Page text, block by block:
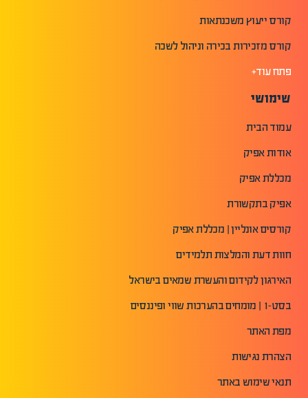
קורס ייעוץ משכנתאות
קורס מזכירות בכירה וניהול לשכה
פתח עוד+
שימושי
עמוד הבית
אודות אפיק
מכללת אפיק
אפיק בתקשורת
קורסים אונליין | מכללת אפיק
חוות דעת והמלצות תלמידים
האירגון לקידום והעשרת שמאים בישראל
בסט-1 | מומחים בהערכות שווי ופיננסים
מפת האתר
הצהרת נגישות
תנאי שימוש באתר